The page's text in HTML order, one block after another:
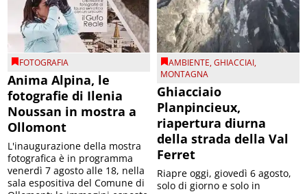
FOTOGRAFIA
Anima Alpina, le
fotografie di Ilenia
Noussan in mostra a
Ollomont
L'inaugurazione della mostra
fotografica è in programma
venerdì 7 agosto alle 18, nella
sala espositiva del Comune di
AMBIENTE,GHIACCIAI,
MONTAGNA
Ghiacciaio
Planpincieux,
riapertura diurna
della strada della Val
Ferret
Riapre oggi, giovedì 6 agosto,
solo di giorno e solo in